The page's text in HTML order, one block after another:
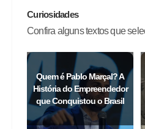
Curiosidades
Confira alguns textos que
Quem é Pablo Marçal? A
História do Empreendedor
que Conquistou o Brasil